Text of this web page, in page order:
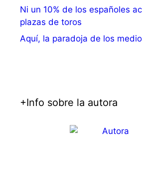
Ni un 10% de los españoles
plazas de toros
Aquí, la paradoja de los
+Info sobre la autora